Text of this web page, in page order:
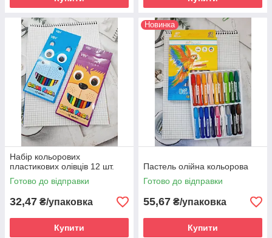
Набір кольорових
пластикових олівців 12 шт.
Готово до відправки
32,47 ₴/упаковка
Купити
Новинка
Пастель олійна кольорова
Готово до відправки
55,67 ₴/упаковка
Купити